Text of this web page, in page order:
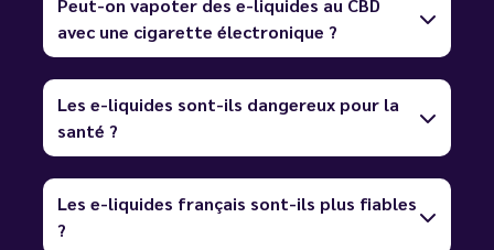
Peut-on vapoter des e-liquides au CBD
avec une cigarette électronique ?
Les e-liquides sont-ils dangereux pour la
santé ?
Les e-liquides français sont-ils plus fiables
?